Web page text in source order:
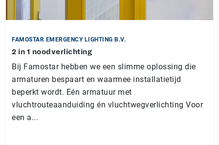
FAMOSTAR EMERGENCY LIGHTING B.V.
2 in 1 noodverlichting
Bij Famostar hebben we een slimme oplossing die
armaturen bespaart en waarmee installatietijd
beperkt wordt. Eén armatuur met
vluchtrouteaanduiding én vluchtwegverlichting Voor
een a...